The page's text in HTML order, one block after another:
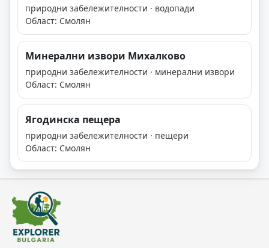
природни забележителности · водопади
Област: Смолян
Минерални извори Михалково
природни забележителности · минерални извори
Област: Смолян
Ягодинска пещера
природни забележителности · пещери
Област: Смолян